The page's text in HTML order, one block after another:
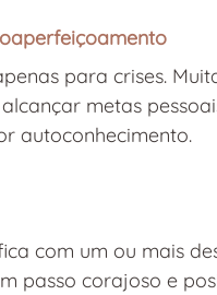
para crises.
metas
autoconhecimento.
com um ou mais
passo corajoso e